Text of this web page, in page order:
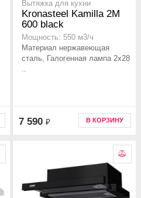
Вытяжка для кухни
Kronasteel Kamilla 2M
600 black
Мощность: 550 м3/ч
Материал нержавеющая
сталь, Галогенная лампа 2x28
..
7 590 ₽ В КОРЗИНУ